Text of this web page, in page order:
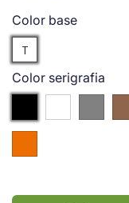
Color base
Translúcid
T
Color serigrafia
(P.